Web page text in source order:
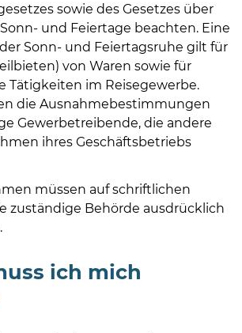
sowie des Gesetzes über
und Feiertage beachten. Eine
Sonn- und Feiertagsruhe gilt für
von Waren sowie für
Tätigkeiten im Reisegewerbe.
die Ausnahmebestimmungen
Gewerbetreibende, die andere
ihres Geschäftsbetriebs
müssen auf schriftlichen
zuständige Behörde ausdrücklich
ich mich